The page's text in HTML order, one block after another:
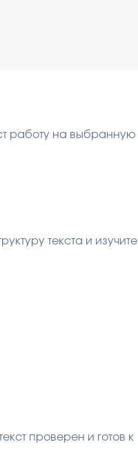
работу на выбранную
текста и изучите
проверен и готов к